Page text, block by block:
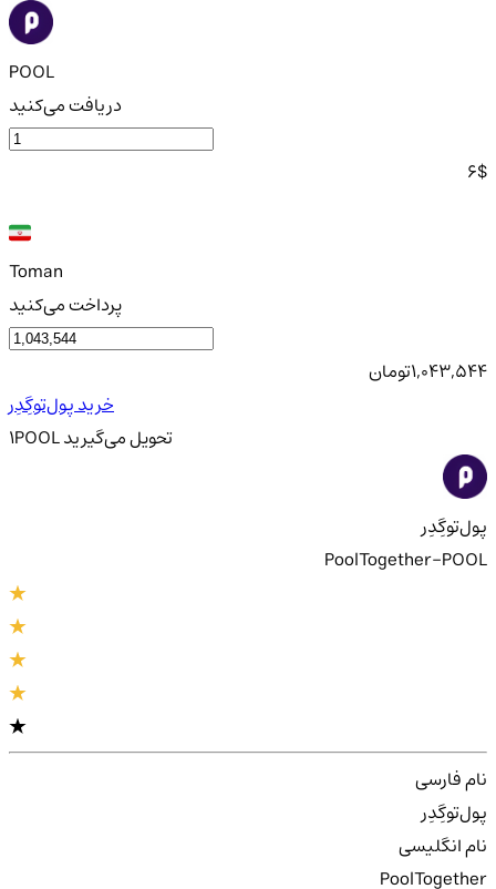
POOL
دریافت می‌کنید
6$
Toman
پرداخت می‌کنید
1,043,544تومان
خرید پول‌توگِدِر
1POOL تحویلمی‌گیرید
پول‌توگِدِر
PoolTogether-POOL
نام فارسی
پول‌توگِدِر
نام انگلیسی
PoolTogether